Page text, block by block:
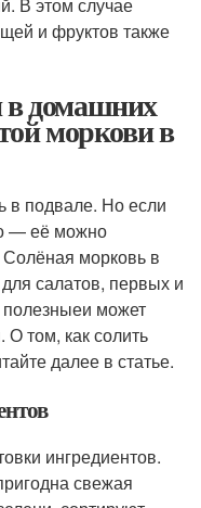
В этом случае
и фруктов также
в домашних
моркови в
в подвале. Но если
— её можно
Солёная морковь в
салатов, первых и
может
том, как солить
далее в статье.
ингредиентов.
свежая